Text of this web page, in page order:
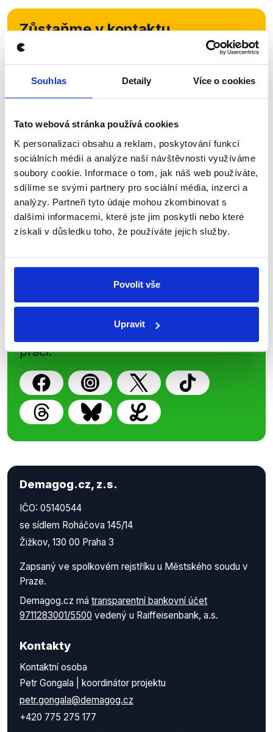
Souhlas Detaily Více o cookies
Tato webová stránka používá cookies
K personalizaci obsahu a reklam, poskytování funkcí
sociálních médií a analýze naší návštěvnosti využíváme
soubory cookie. Informace o tom, jak náš web používáte,
sdílíme se svými partnery pro sociální média, inzerci a
analýzy. Partneři tyto údaje mohou zkombinovat s
dalšími informacemi, které jste jim poskytli nebo které
získali v důsledku toho, že používáte jejich služby.
Povolit vše
Upravit
Zůstaňme v kontaktu
newsletteru nebo whatsappového
kanálu, kde pravidelně přinášíme
Začněte nás odebírat, a mějte tak
přehled o tom, jaké dezinformace a
nepravdy se zrovna v Česku šíří.
Newsletter WhatsApp
Sociální sítě
příspěvků přátelům podpoříte naši
práci.
Demagog.cz, z.s.
IČO: 05140544
se sídlem Roháčova 145/14
Žižkov, 130 00 Praha 3
Zapsaný ve spolkovém rejstříku u Městského soudu v
Praze.
Demagog.cz má transparentní bankovní účet
9711283001/5500 vedený u Raiffeisenbank, a.s.
Kontakty
Kontaktní osoba
Petr Gongala | koordinátor projektu
petr.gongala@demagog.cz
+420 775 275 177